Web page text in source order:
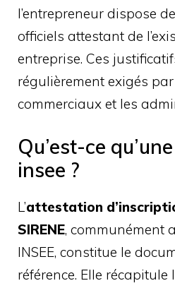
l’entrepreneur dispose
officiels attestant de
entreprise. Ces
régulièrement exigés
commerciaux et les
Qu’est-ce
insee ?
L’attestation
SIRENE, communément
INSEE, constitue le
référence. Elle